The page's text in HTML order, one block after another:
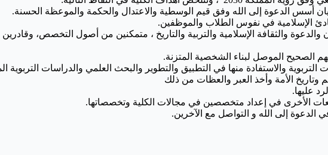
والدعوة والثقافة الإسلامية والتربية والتاريخ ، متمكنين من أصول التخصص،